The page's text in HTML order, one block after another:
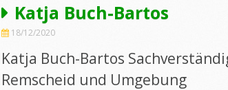
Impressum
Katja Buch-Bartos
18/12/2020
Katja Buch-Bartos
Remscheid und Umgebung